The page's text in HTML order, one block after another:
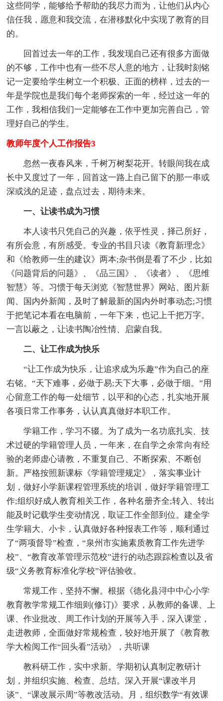
这些同学，能够给予帮助的我尽力而为，让他们从内心
信任我，愿意和我交流，在潜移默化中实现了教育的目
的。
回首过去一年的工作，我发现自己还有很多方面做
的不够，工作中也有一些不尽人意的地方，让我时刻铭
记一定要给学生树立一个积极、正面的榜样，过去的一
年是学院也是我们每个老师探索的一年，经过这一年的
工作，我相信我们一定能够在工作中更加完善自己，管
理好自己的学生。
教师年度个人工作报告3
忽然一夜春风来，千树万树梨花开。转眼间我在成
长中又度过了一年，回首这一路上自己留下的那一串或
深或浅的足迹，盘点过去，期待未来。
一、让读书成为习惯
本人读书只凭自己的兴趣，依乎性灵，择己所好，
有所会意，有所感受。专业的书目只读《教育新理念》
和《给教师一生的建议》两本;杂书倒是看了不少，比如
《问题背后的问题》、《品三国》、《读者》、《思维
智慧》等。习惯于每天浏览《智慧世界》网站、图片新
闻、国内外新闻，及时了解最新的国内外时事动态;习惯
于把笔记本看在电脑前，一年下来，也记上千把万字。
一言以蔽之，让读书陶冶性情、启蒙自我。
二、让工作成为快乐
“让工作成为快乐，让追求成为乐趣”作为自己的座
右铭。“天下难事，必做于易;天下大事，必做于细。”用
心留意工作的每一处细节，以平和的心态，扎实地开展
各项日常工作事务，认认真真做好本职工作。
学籍工作，学习不辍。为了成为一名功底扎实、技
术过硬的学籍管理人员，一年来，在自学之余常向有经
验的老师虚心请教，不重复自己、不断探索、不断创
新。严格按照新课标《学籍管理规定》，落实事业计
划，做好小学新课程管理系统的培训，做好学籍管理工
作;组织好成人教育相关工作，各种名册齐全;转入、转出
能及时记载学生变动情况，取证工作全部到位。建全学
生学籍大、小卡，认真做好各种报表工作等，顺利通过
了“两项督导”检查，“泉州市实施素质教育工作先进学
校”、“教育改革管理示范校”进行的动态跟踪检查以及省
级“义务教育标准化学校”评估验收。
常规工作，坚持不懈。根据《德化县浔中中心小学
教育教学常规工作细则(修订)》要求，从教师的备课、上
课、作业批改、周工作计划的开展等入手，深入课堂，
走进教师，全面做好常规检查，较好地开展了《教育教
学大检阅工作“回头看”活动》，共听课
教科研工作，实中求新。学期初认真制定教研计
划，并组织实施、检查、总结。深入开展“课改半月
谈”、“课改展示周”等教改活动。月，组织数学“有效课